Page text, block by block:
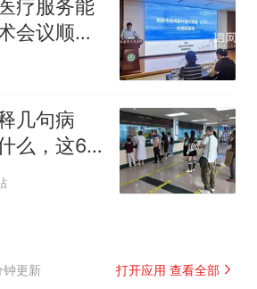
疗服务能
会议顺利
几句病
么，这6
东西
更新 打开应用 查看全部